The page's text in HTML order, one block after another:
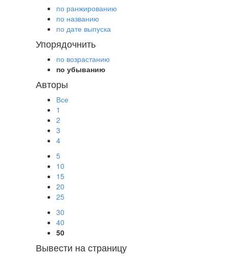
по ранжированию
по названию
по дате выпуска
Упорядочнить
по возрастанию
по убыванию
Авторы
Все
1
2
3
4
5
10
15
20
25
30
40
50
Вывести на страницу